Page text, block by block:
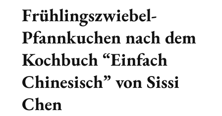
Frühlingszwiebel-
Pfannkuchen nach dem
Kochbuch “Einfach
Chinesisch” von Sissi
Chen